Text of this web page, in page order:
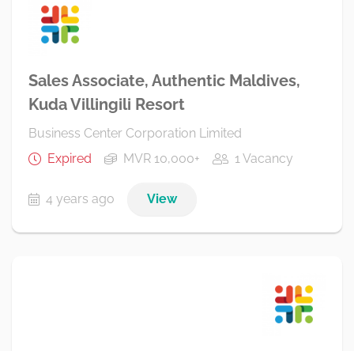
Sales Associate, Authentic Maldives,
Kuda Villingili Resort
Business Center Corporation Limited
Expired
MVR 10,000+ 1 Vacancy
4 years ago View